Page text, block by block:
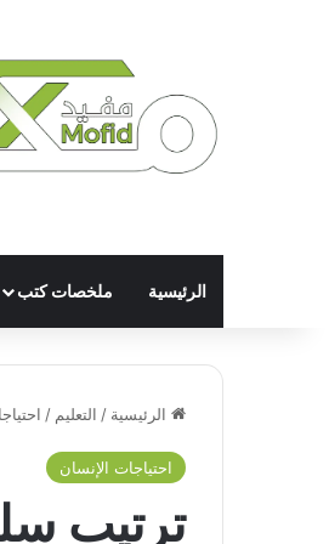
الرئيسية ملخصات كتب
الرئيسية / التعليم /
احتياجات الإنسان
ترتيب